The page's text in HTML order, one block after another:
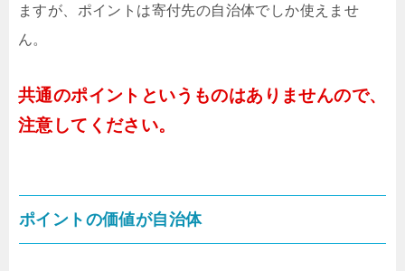
ますが、ポイントは寄付先の自治体でしか使えませ
ん。
共通のポイントというものはありませんので、
注意してください。
ポイントの価値が自治体